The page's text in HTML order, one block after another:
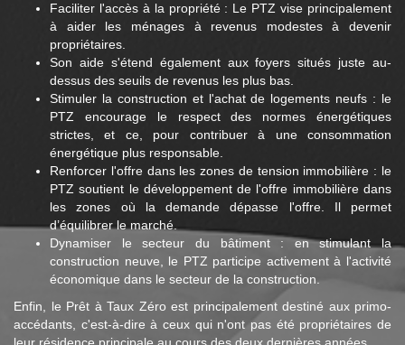
Faciliter l'accès à la propriété : Le PTZ vise principalement
à aider les ménages à revenus modestes à devenir
propriétaires.
Son aide s'étend également aux foyers situés juste au-
dessus des seuils de revenus les plus bas.
Stimuler la construction et l'achat de logements neufs : le
PTZ encourage le respect des normes énergétiques
strictes, et ce, pour contribuer à une consommation
énergétique plus responsable.
Renforcer l'offre dans les zones de tension immobilière : le
PTZ soutient le développement de l'offre immobilière dans
les zones où la demande dépasse l'offre. Il permet
d’équilibrer le marché.
Dynamiser le secteur du bâtiment : en stimulant la
construction neuve, le PTZ participe activement à l'activité
économique dans le secteur de la construction.
Enfin, le Prêt à Taux Zéro est principalement destiné aux primo-
accédants, c'est-à-dire à ceux qui n'ont pas été propriétaires de